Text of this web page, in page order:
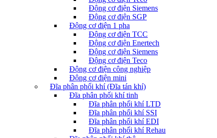
Động cơ điện Siemens
Động cơ điện SGP
Động cơ điện 1 pha
Động cơ điện TCC
Động cơ điện Enertech
Động cơ điện Siemens
Động cơ điện Teco
Động cơ điện công nghiệp
Động cơ điện mini
Đĩa phân phối khí (Đĩa tán khí)
Đĩa phân phối khí tinh
Đĩa phân phối khí LTD
Đĩa phân phối khí SSI
Đĩa phân phối khí EDI
Đĩa phân phối khí Rehau